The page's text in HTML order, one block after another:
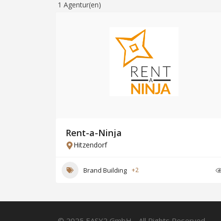
1 Agentur(en)
Rent-a-Ninja
Hitzendorf
Brand Building +2